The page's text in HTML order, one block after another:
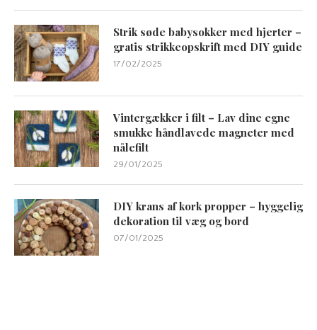
Strik søde babysokker med hjerter –
gratis strikkeopskrift med DIY guide
17/02/2025
Vintergækker i filt – Lav dine egne
smukke håndlavede magneter med
nålefilt
29/01/2025
DIY krans af kork propper – hyggelig
dekoration til væg og bord
07/01/2025